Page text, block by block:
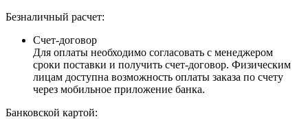
Безналичный расчет:
Счет-договор
Для оплаты необходимо согласовать с менеджером
сроки поставки и получить счет-договор. Физическим
лицам доступна возможность оплаты заказа по счету
через мобильное приложение банка.
Банковской картой: